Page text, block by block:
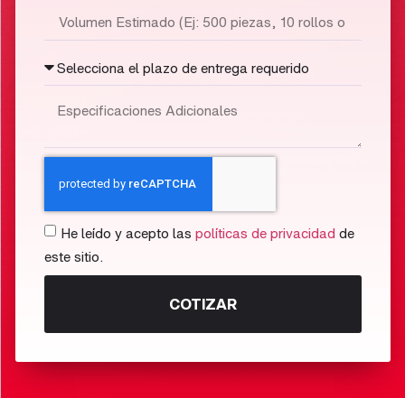
He leído y acepto las políticas de privacidad de
este sitio.
COTIZAR